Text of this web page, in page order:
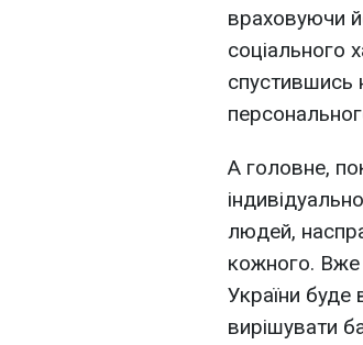
враховуючи
соціального
спустившись
А головне,
людей,
кожного.
України
вирішувати